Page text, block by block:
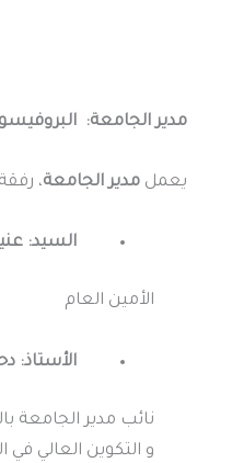
مدير الجامعة:
يعملمدير الجامعة،
السيد:
الأمين العام
الأستاذ:
نائب مدير الجامعة
و التكوين العالي في